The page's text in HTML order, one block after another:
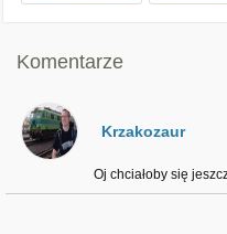
Komentarze
Krzakozaur
Oj chciałoby się